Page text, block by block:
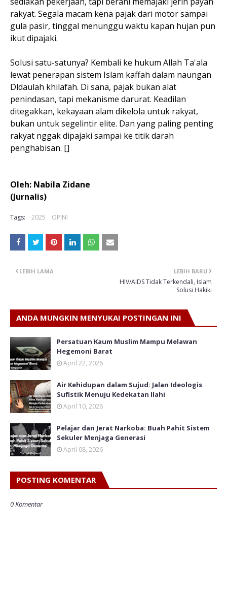
rakyat. Segala macam kena pajak dari motor sampai
gula pasir, tinggal menunggu waktu kapan hujan pun
ikut dipajaki.
Solusi satu-satunya? Kembali ke hukum Allah Ta'ala
lewat penerapan sistem Islam kaffah dalam naungan
Dldaulah khilafah. Di sana, pajak bukan alat
penindasan, tapi mekanisme darurat. Keadilan
ditegakkan, kekayaan alam dikelola untuk rakyat,
bukan untuk segelintir elite. Dan yang paling penting
rakyat nggak dipajaki sampai ke titik darah
penghabisan. []
Oleh: Nabila Zidane
(Jurnalis)
Tags: 2025 OPINI
LEBIH BARU
HIV/AIDS Tidak Terkendali, Islam
Solusi Hakiki
LEBIH LAMA
ANDA MUNGKIN MENYUKAI POSTINGAN INI
Persatuan Kaum Muslim Mampu Melawan
Hegemoni Barat
April 22, 2026
Air Kehidupan dalam Sujud: Jalan Ideologis
Sufistik Menuju Kedekatan Ilahi
April 10, 2026
Pelajar dan Jerat Narkoba: Buah Pahit Sistem
Sekuler Menjaga Generasi
April 08, 2026
POSTING KOMENTAR
0 Komentar